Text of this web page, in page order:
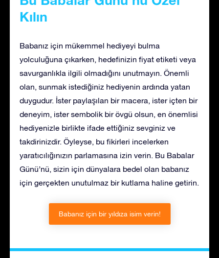
Kılın
Babanız için mükemmel hediyeyi bulma
yolculuğuna çıkarken, hedefinizin fiyat etiketi veya
savurganlıkla ilgili olmadığını unutmayın. Önemli
olan, sunmak istediğiniz hediyenin ardında yatan
duygudur. İster paylaşılan bir macera, ister içten bir
deneyim, ister sembolik bir övgü olsun, en önemlisi
hediyenizle birlikte ifade ettiğiniz sevginiz ve
takdirinizdir. Öyleyse, bu fikirleri incelerken
yaratıcılığınızın parlamasına izin verin. Bu Babalar
Günü’nü, sizin için dünyalara bedel olan babanız
için gerçekten unutulmaz bir kutlama haline getirin.
Babanız için bir yıldıza isim verin!